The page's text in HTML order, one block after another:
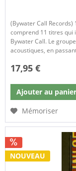
(Bywater Call
comprend 11 titres qui
Bywater Call. Le
acoustiques, en
17,95 €
Ajouter au panier
Mémoriser
NOUVEAU